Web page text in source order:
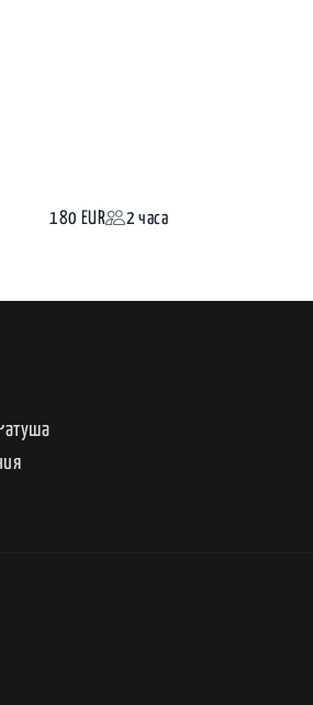
180 EUR 2 часа